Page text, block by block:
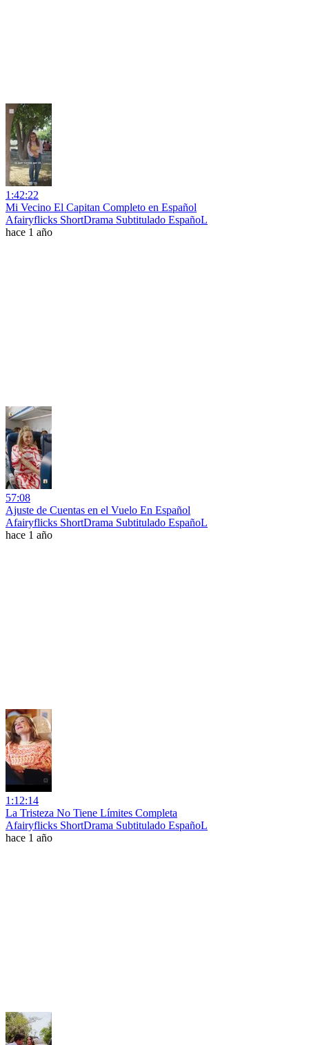
1:42:22
Mi Vecino El Capitan Completo en Español
Afairyflicks ShortDrama Subtitulado EspañoL
hace 1 año
57:08
Ajuste de Cuentas en el Vuelo En Español
Afairyflicks ShortDrama Subtitulado EspañoL
hace 1 año
1:12:14
La Tristeza No Tiene Límites Completa
Afairyflicks ShortDrama Subtitulado EspañoL
hace 1 año